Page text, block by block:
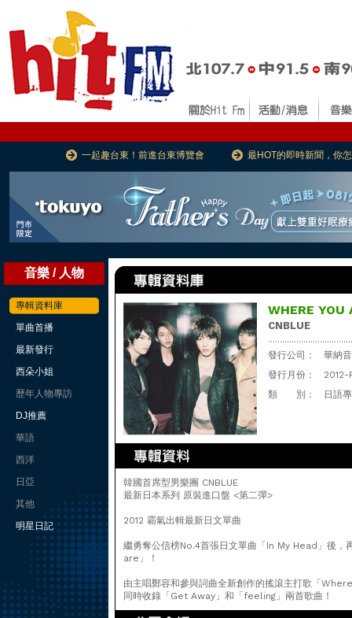
一起趣台東！前進台東博覽會 最HOT的即時新聞，你
音樂 / 人物
專輯資料庫
單曲首播
最新發行
西朵小姐
歷年人物專訪
DJ推薦
華語
西洋
日亞
其他
明星日記
WHERE YOU
CNBLUE
發行公司：
華納
發行月份：
2012-
類 別：
日語
韓國首席型男樂團 CNBLUE
最新日本系列 原裝進口盤 <第二彈>
2012 霸氣出輯最新日文單曲
繼勇奪公信榜No.4首張日文單曲「In My Head」後
are」！
由主唱鄭容和參與詞曲全新創作的搖滾主打歌「
同時收錄「Get Away」和「feeling」兩首歌曲！